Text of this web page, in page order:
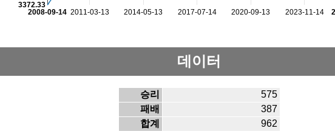
2011-03-13 2014-05-13 2017-07-14 2020-09-13 2023-11-14
2008-09-14
3372.33
데이터
승리
575
패배
387
합계
962